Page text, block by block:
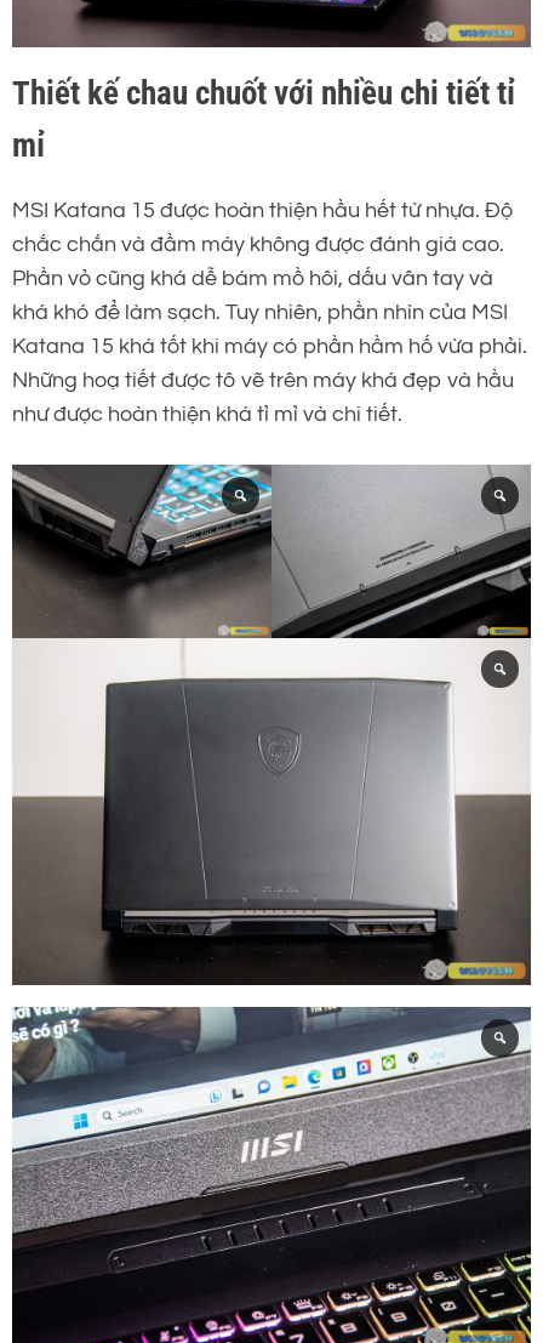
Thiết kế chau chuốt với nhiều chi tiết tỉ
mỉ
MSI Katana 15 được hoàn thiện hầu hết từ nhựa. Độ
chắc chắn và đầm máy không được đánh giá cao.
Phần vỏ cũng khá dễ bám mồ hôi, dấu vân tay và
khá khó để làm sạch. Tuy nhiên, phần nhìn của MSI
Katana 15 khá tốt khi máy có phần hầm hố vừa phải.
Những hoạ tiết được tô vẽ trên máy khá đẹp và hầu
như được hoàn thiện khá tỉ mỉ và chi tiết.